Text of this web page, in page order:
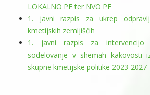
LOKALNO PF ter NVO PF
1. javni razpis za ukrep
kmetijskih zemljiščih
1. javni razpis za
sodelovanje v shemah kakovosti
skupne kmetijske politike 2023-2027